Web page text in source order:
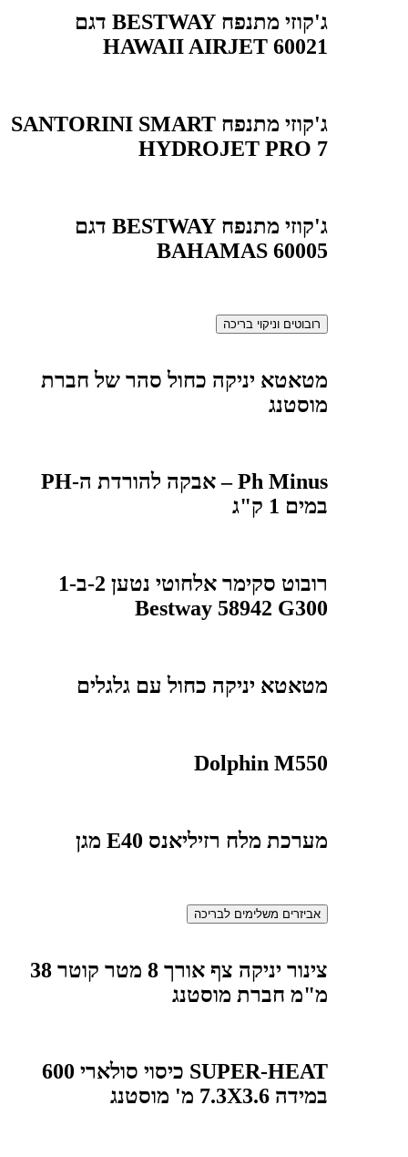
ג'קוזי מתנפח BESTWAY דגם
HAWAII AIRJET 60021
ג'קוזי מתנפח SANTORINI SMART
HYDROJET PRO 7
ג'קוזי מתנפח BESTWAY דגם
BAHAMAS 60005
רובוטים וניקוי בריכה
מטאטא יניקה כחול סהר של חברת
מוסטנג
Ph Minus – אבקה להורדת ה-PH
במים 1 ק"ג
רובוט סקימר אלחוטי נטען 2-ב-1
Bestway 58942 G300
מטאטא יניקה כחול עם גלגלים
Dolphin M550
מערכת מלח רזיליאנס E40 מגן
אביזרים משלימים לבריכה
צינור יניקה צף אורך 8 מטר קוטר 38
מ"מ חברת מוסטנג
SUPER-HEAT כיסוי סולארי 600
במידה 7.3X3.6 מ' מוסטנג